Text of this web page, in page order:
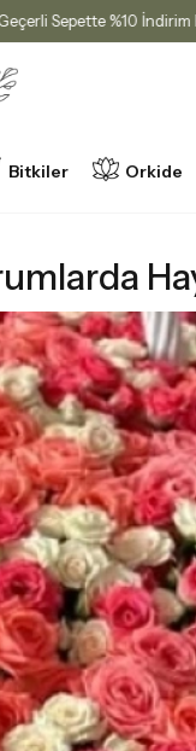
Geçerli Sepette
Bitkiler Orkide